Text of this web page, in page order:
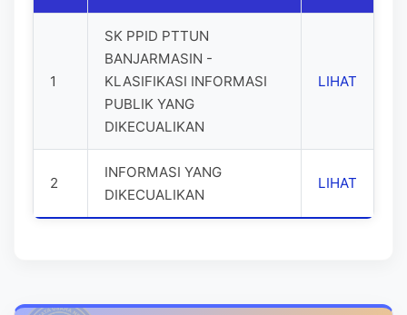
1
SK PPID PTTUN
BANJARMASIN -
KLASIFIKASI INFORMASI
PUBLIK YANG
DIKECUALIKAN
LIHAT
2
INFORMASI YANG
DIKECUALIKAN
LIHAT